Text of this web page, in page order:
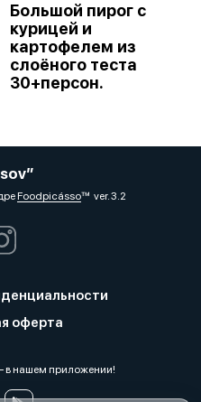
Большой пирог с
курицей и
картофелем из
слоёного теста
30+персон.
Foodpicássover. 3.2
оферта
в нашем приложении!